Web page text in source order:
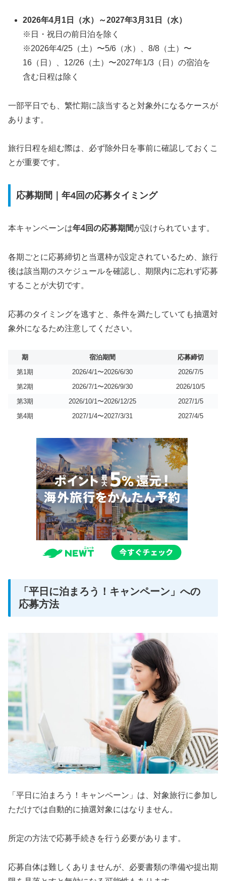
2026年4月1日（水）～2027年3月31日（水）
※日・祝日の前日泊を除く
※2026年4/25（土）〜5/6（水）、8/8（土）〜
16（日）、12/26（土）〜2027年1/3（日）の宿泊を
含む日程は除く
一部平日でも、繁忙期に該当すると対象外になるケースが
あります。
旅行日程を組む際は、必ず除外日を事前に確認しておくこ
とが重要です。
応募期間｜年4回の応募タイミング
本キャンペーンは年4回の応募期間が設けられています。
各期ごとに応募締切と当選枠が設定されているため、旅行
後は該当期のスケジュールを確認し、期限内に忘れず応募
することが大切です。
応募のタイミングを逃すと、条件を満たしていても抽選対
象外になるため注意してください。
期 宿泊期間
応募締切
第1期
2026/4/1〜2026/6/30
2026/7/5
第2期
2026/7/1〜2026/9/30
2026/10/5
第3期
2026/10/1〜2026/12/25
2027/1/5
第4期
2027/1/4〜2027/3/31 2027/4/5
「平日に泊まろう！キャンペーン」への
応募方法
「平日に泊まろう！キャンペーン」は、対象旅行に参加し
ただけでは自動的に抽選対象にはなりません。
所定の方法で応募手続きを行う必要があります。
応募自体は難しくありませんが、必要書類の準備や提出期